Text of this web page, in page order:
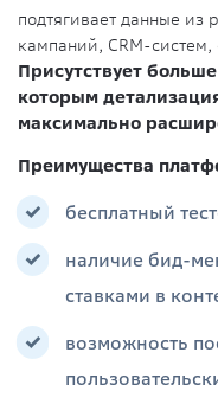
подтягивает данные из
кампаний, CRM-
Присутствует
которым
максимально
Преимущества
бесплатный
наличие бид-
ставками в
возможность